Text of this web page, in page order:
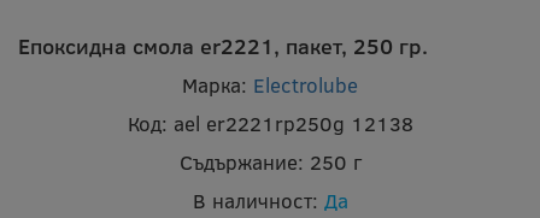
Епоксидна смола er2221, пакет, 250 гр.
Марка: Electrolube
Код: ael er2221rp250g 12138
Съдържание: 250 г
В наличност: Да